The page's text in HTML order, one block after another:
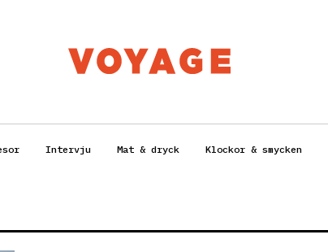
Intervju Mat & dryck Klockor & smycken